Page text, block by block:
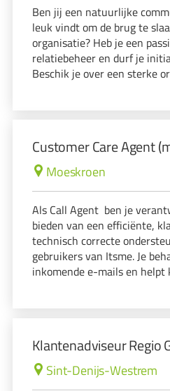
Ben jij een natuurlijke
leuk vindt om de brug te
organisatie? Heb je een
relatiebeheer en durf je
Beschik je over een sterke
Customer Care Agent
Moeskroen
Als Call Agent ben je
bieden van een efficiënte,
technisch correcte
gebruikers van Itsme. Je
inkomende e-mails en helpt
Klantenadviseur Regio
Sint-Denijs-Westrem